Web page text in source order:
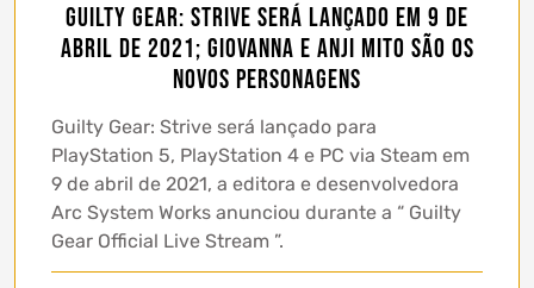
Guilty Gear: Strive será lançado em 9 de
abril de 2021; Giovanna e Anji Mito são os
novos personagens
Guilty Gear: Strive será lançado para
PlayStation 5, PlayStation 4 e PC via Steam em
9 de abril de 2021, a editora e desenvolvedora
Arc System Works anunciou durante a “ Guilty
Gear Official Live Stream ”.